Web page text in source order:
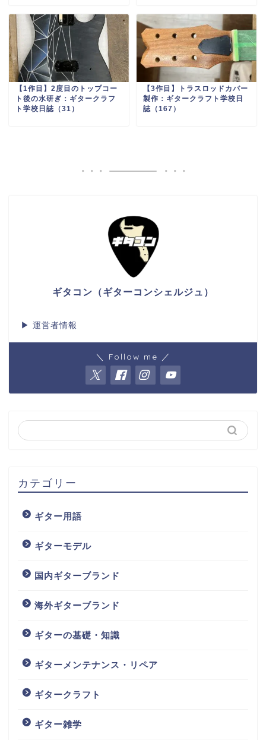
【1作目】2度目のトップコー
ト後の水研ぎ：ギタークラフ
ト学校日誌（31）
【3作目】トラスロッドカバー
製作：ギタークラフト学校日
誌（167）
ギタコン（ギターコンシェルジュ）
▶ 運営者情報
＼ Follow me ／
カテゴリー
ギター用語
ギターモデル
国内ギターブランド
海外ギターブランド
ギターの基礎・知識
ギターメンテナンス・リペア
ギタークラフト
ギター雑学